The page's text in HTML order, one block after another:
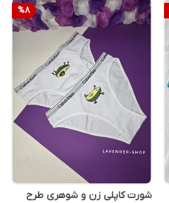
%8
شورت کاپلی زن‌ و شوهری طرح